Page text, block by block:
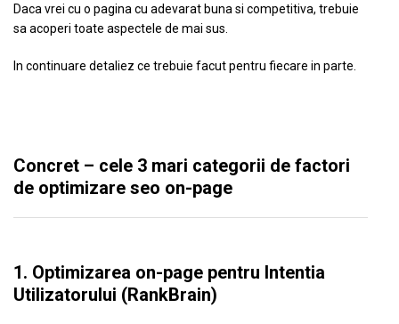
Daca vrei cu o pagina cu adevarat buna si competitiva, trebuie
sa acoperi toate aspectele de mai sus.
In continuare detaliez ce trebuie facut pentru fiecare in parte.
Concret – cele 3 mari categorii de factori
de optimizare seo on-page
1. Optimizarea on-page pentru Intentia
Utilizatorului (RankBrain)